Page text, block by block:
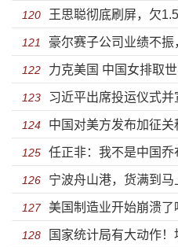
120 王思聪彻底刷屏，欠
121 豪尔赛子公司业绩不振
之嫌
122 力克美国 中国女排取世
123 习近平出席投运仪式
投入运营
124 中国对美方发布加征
125 任正非：我不是中国
国公司
126 宁波舟山港，货满到马
127 美国制造业开始崩溃了
128 国家统计局有大动作